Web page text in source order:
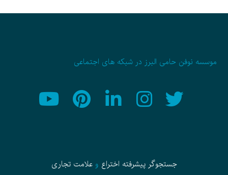
موسسه نوفن حامی البرز در شبکه های اجتماعی
جستجوگر پیشرفته اختراع وعلامت تجاری